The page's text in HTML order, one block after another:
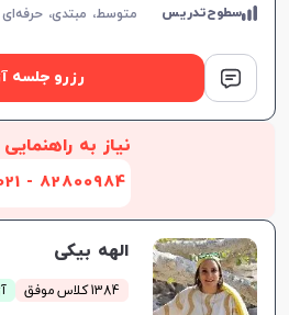
سطوح‌تدریس متوسط، مبتدی،حرفه‌ای
رزرو جلسه
نیاز به راهنمایی
82800984 - 021
الهه بیکی
1384 کلاس موفق